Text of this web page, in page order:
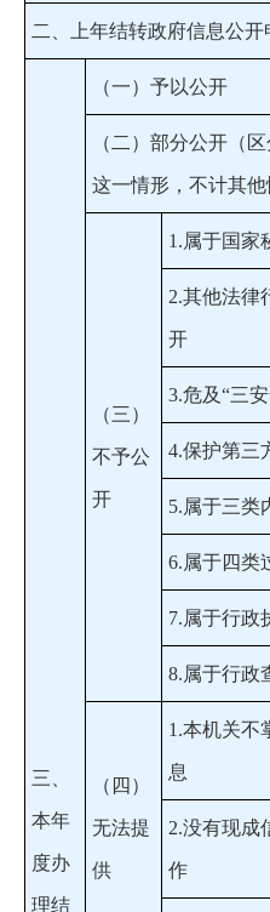
二、上年结转政府信息公开
三、
本年
度办
理结
（一）予以公开
（二）部分公开（
这一情形，不计其他
（三）
不予公
开
1.属于国家
2.其他法律
开
3.危及“三
4.保护第三
5.属于三类
6.属于四类
7.属于行政
8.属于行政
（四）
无法提
供
1.本机关不
息
2.没有现成
作